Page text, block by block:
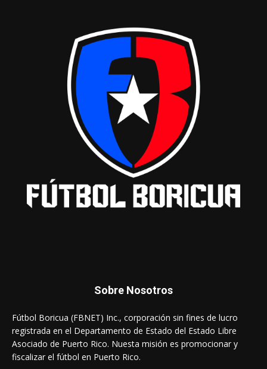
Sobre Nosotros
Fútbol Boricua (FBNET) Inc., corporación sin fines de lucro
registrada en el Departamento de Estado del Estado Libre
Asociado de Puerto Rico. Nuesta misión es promocionar y
fiscalizar el fútbol en Puerto Rico.